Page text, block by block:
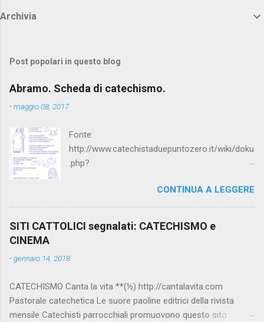
Archivia
Post popolari in questo blog
Abramo. Scheda di catechismo.
-maggio 08, 2017
Fonte:
http://www.catechistaduepuntozero.it/wiki/doku
.php?
CONTINUA A LEGGERE
SITI CATTOLICI segnalati: CATECHISMO e
CINEMA
-gennaio 14, 2018
CATECHISMO Canta la vita **(½) http://cantalavita.com
Pastorale catechetica Le suore paoline editrici della rivista
mensile Catechisti parrocchiali promuovono questo sito